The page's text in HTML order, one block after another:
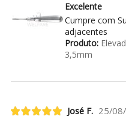
Excelente
Cumpre com
adjacentes
Produto:
3,5mm
José F. 25/